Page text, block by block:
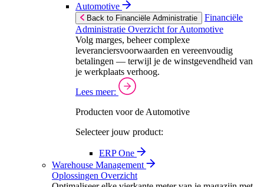
Automotive
Back to Financiële Administratie
Financiële
Administratie Overzicht for Automotive
Volg marges, beheer complexe
leveranciersvoorwaarden en vereenvoudig
betalingen — terwijl je de winstgevendheid van
je werkplaats verhoog.
Lees meer:
Producten voor de Automotive
Selecteer jouw product:
ERP One
Warehouse Management
Oplossingen Overzicht